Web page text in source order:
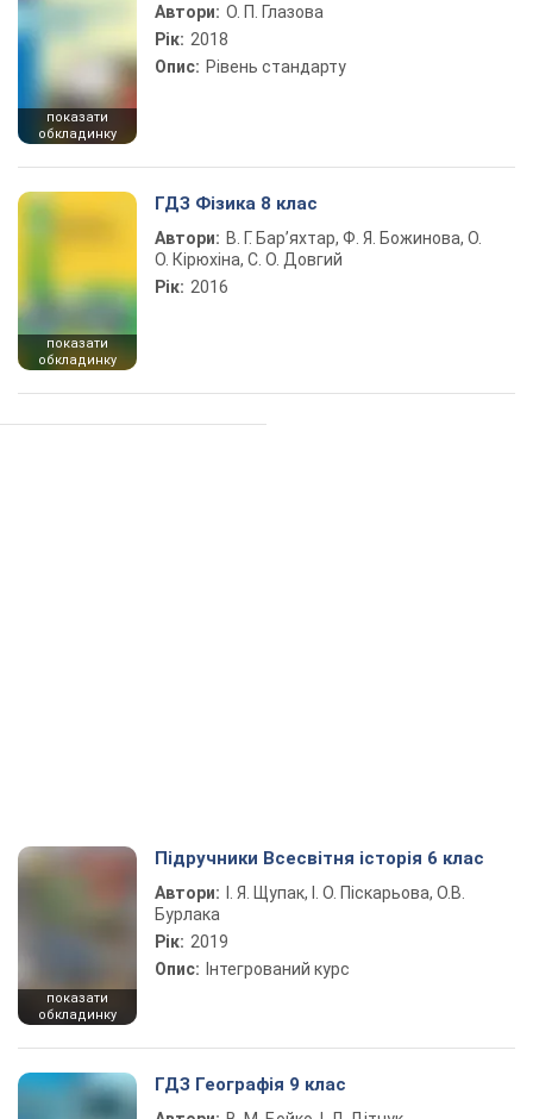
показати
обкладинку
Автори: О. П. Глазова
Рік: 2018
Опис: Рівень стандарту
показати
обкладинку
ГДЗ Фізика 8 клас
Автори: В. Г. Бар’яхтар, Ф. Я. Божинова, О.
О. Кірюхіна, С. О. Довгий
Рік: 2016
показати
обкладинку
Підручники Всесвітня історія 6 клас
Автори:
І. Я. Щупак, І. О. Піскарьова, О.В.
Бурлака
Рік: 2019
Опис: Інтегрований курс
ГДЗ Географія 9 клас